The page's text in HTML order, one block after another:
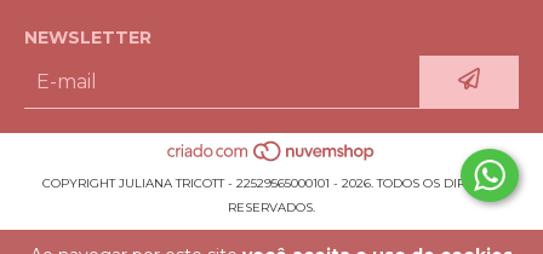
NEWSLETTER
COPYRIGHT JULIANA TRICOTT - 22529565000101 - 2026. TODOS OS DIREITOS
RESERVADOS.